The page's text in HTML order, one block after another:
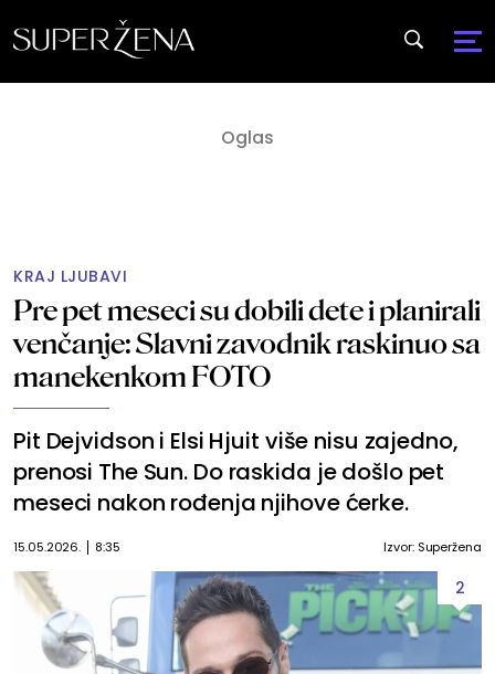
KRAJ LJUBAVI
Pre pet meseci su dobili dete i planirali
venčanje: Slavni zavodnik raskinuo sa
manekenkom FOTO
Pit Dejvidson i Elsi Hjuit više nisu zajedno,
prenosi The Sun. Do raskida je došlo pet
meseci nakon rođenja njihove ćerke.
15.05.2026. 8:35 Izvor: Superžena
2